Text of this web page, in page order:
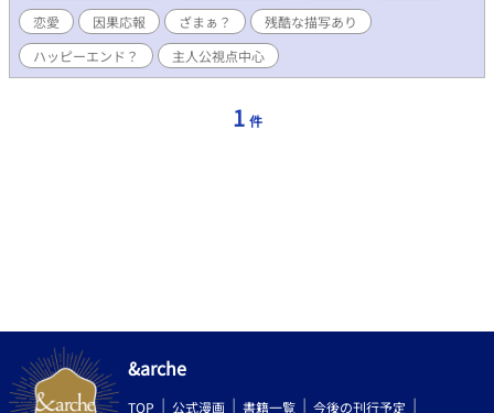
恋愛
因果応報 ざまぁ？
残酷な描写あり
ハッピーエンド？
主人公視点中心
1 件
&arche
TOP 公式漫画 書籍一覧 今後の刊行予定